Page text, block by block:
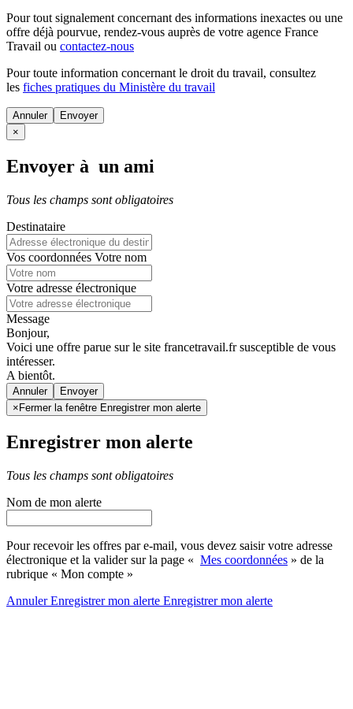
Pour tout signalement concernant des informations inexactes ou une
offre déjà pourvue, rendez-vous auprès de votre agence France
Travail ou contactez-nous
Pour toute information concernant le droit du travail, consultez
les fiches pratiques du Ministère du travail
Annuler
×
Envoyer à un ami
Tous les champs sont obligatoires
Destinataire
Vos coordonnées Votre nom
Votre adresse électronique
Message
Bonjour,
Voici une offre parue sur le site francetravail.fr susceptible de vous
intéresser.
A bientôt.
Annuler
× Fermer la fenêtre Enregistrer mon alerte
Enregistrer mon alerte
Tous les champs sont obligatoires
Nom de mon alerte
Pour recevoir les offres par e-mail, vous devez saisir votre adresse
électronique et la valider sur la page « Mes coordonnées » de la
rubrique « Mon compte »
AnnulerEnregistrer mon alerte Enregistrermon alerte